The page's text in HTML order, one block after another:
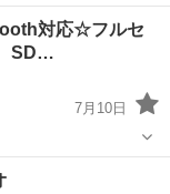
1～OK ・日払い・
築・土木工事現場
対応☆フルセ
SD…
7月10日
オン